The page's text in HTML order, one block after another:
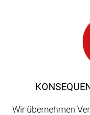
Wir übernehmen